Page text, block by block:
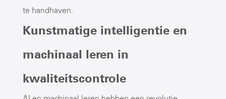
te handhaven.
Kunstmatige intelligentie en
machinaal leren in
kwaliteitscontrole